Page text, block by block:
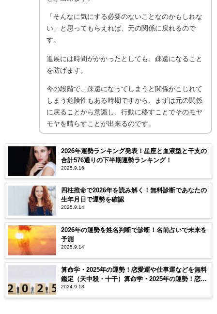
「そんなに気にする必要のないことなのかもしれな
い」と思ってもらえれば、元の関係に戻れるので
す。
進展には時間がかかったとしても、疎遠になること
を防げます。
今の段階で、疎遠になってしまうと関係がこじれて
しまう危険性もある時期ですから、まずは元の関係
に戻ることから意識し、行動に移すことでそのモヤ
モヤを晴らすことが出来るのです。
2026年運勢ランキング発表！星座と血液型と干支の
合計576通りの下半期運勢ランキング！
2025.9.16
四柱推命で2026年を読み解く！無料診断であなたの
生年月日で運勢を確認
2025.9.14
2026年の運勢を姓名判断で診断！名前占いで未来を
予測
2025.9.14
算命学・2025年の運勢！恋愛運や仕事運などを無料
鑑定（天中殺・十干）算命学・2025年の運勢！恋愛
運や仕事運などを無料鑑定（天中殺・十干）
2024.9.18